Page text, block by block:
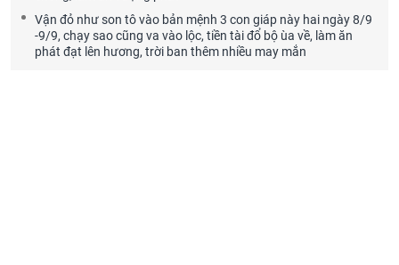
Vận đỏ như son tô vào bản mệnh 3 con giáp này hai ngày 8/9
-9/9, chạy sao cũng va vào lộc, tiền tài đổ bộ ùa về, làm ăn
phát đạt lên hương, trời ban thêm nhiều may mắn